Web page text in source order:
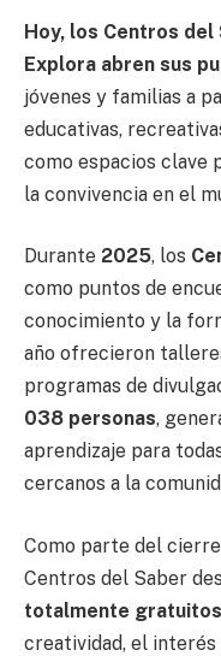
Hoy, los Centros del
Explora abren sus
jóvenes y familias a
educativas,
como espacios clave
la convivencia en el
Durante 2025, los
como puntos de
conocimiento y la
año ofrecieron
programas de
038 personas,
aprendizaje para
cercanos a la
Como parte del cierre
Centros del Saber
totalmente gratuitos
creatividad, el